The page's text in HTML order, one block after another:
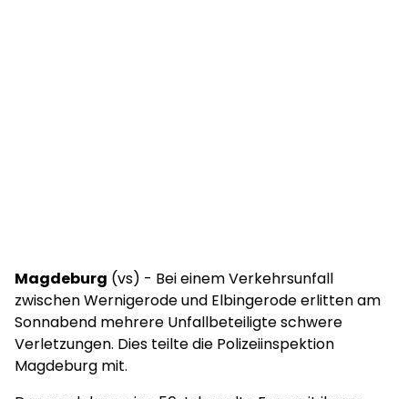
Magdeburg (vs) - Bei einem Verkehrsunfall
zwischen Wernigerode und Elbingerode erlitten am
Sonnabend mehrere Unfallbeteiligte schwere
Verletzungen. Dies teilte die Polizeiinspektion
Magdeburg mit.